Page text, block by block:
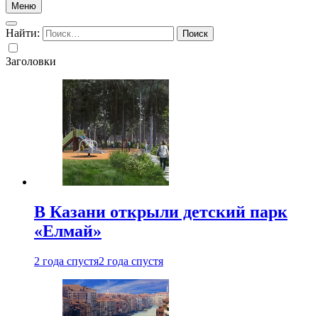
Меню
Найти:
Заголовки
В Казани открыли детский парк
«Елмай»
2 года спустя2 года спустя